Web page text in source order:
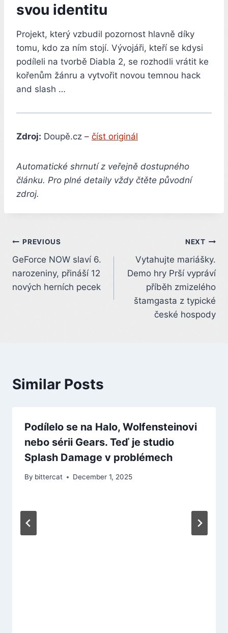
svou identitu
Projekt, který vzbudil pozornost hlavně díky
tomu, kdo za ním stojí. Vývojáři, kteří se kdysi
podíleli na tvorbě Diabla 2, se rozhodli vrátit ke
kořenům žánru a vytvořit novou temnou hack
and slash …
Zdroj: Doupě.cz – číst originál
Automatické shrnutí z veřejně dostupného
článku. Pro plné detaily vždy čtěte původní
zdroj.
Post
navigation
PREVIOUS
GeForce NOW slaví 6.
narozeniny, přináší 12
nových herních pecek
NEXT
Vytahujte mariášky.
Demo hry Prší vypráví
příběh zmizelého
štamgasta z typické
české hospody
Similar Posts
Podílelo se na Halo, Wolfensteinovi
nebo sérii Gears. Teď je studio
Splash Damage v problémech
By bittercat December 1, 2025